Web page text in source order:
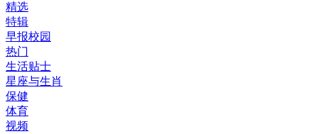
精选
特辑
早报校园
热门
生活贴士
星座与生肖
保健
体育
视频